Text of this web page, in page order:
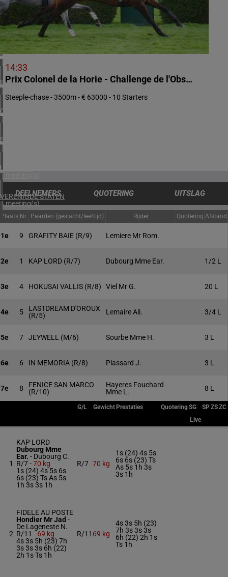
1 meeting(s)
ZUID-AFRIKA
1 meeting(s)
VERENIGD KONINKRIJK
2 meeting(s)
IERLAND
2 meeting(s)
OOSTENRIJK
1 meeting(s)
SPANJE
1 meeting(s)
URUGUAY
1 meeting(s)
VERENIGDE STATEN
4 meeting(s)
14:33
Prix Colonel de la Horie - Challenge de l'Obstacle Equinaxy
Steeple-chase - 3500m - € 63000 - 10 Starters
DEELNEMERS QUOTERING UITSLAG
Plaats Nr. Paarden (geslacht/leeftijd) Rijder Quotering Afstand
1e 9 GRAFITY BAIE (R/9) Lemiere Mr Rom.
2e 1 KAP LORD (R/7) Dubourg Mme Ear. 1/2 L
3e 4 HOKUSAI VALLIS (R/8) Viel Mr G. 20 L
4e 5
LASTDREAM D'OROUX
(R/5)
Lemaire Ali. 3/4 L
5e 7 JEYWELL (M/6) Sourbe Mme H. 3 L
6e 6 IN MEMORIA (R/8) Plassard J. 3 L
7e 8
FENICE SAN MARCO
(R/10)
Hayeres Fouchard
Mme L.
8 L
G/L Gewicht Prestaties QuoteringSG SPZSZC
Live
1
KAP LORD
Dubourg Mme
Ear. - Dubourg C.
R/7 -70 kg
1s (24) 4s 5s 6s
6s (23) Ts As 5s
1h 3s 3s 1h
R/7 70 kg
1s (24) 4s 5s
6s 6s (23) Ts
As 5s 1h 3s
3s 1h
2
FIDELE AU POSTE
Hondier Mr Jad -
De Lageneste N.
R/11 - 69 kg
4s 3s 5h (23) 7h
3s 3s 3s 6h (22)
2h 1s Ts 1h
R/11 69 kg
4s 3s 5h (23)
7h 3s 3s 3s
6h (22) 2h 1s
Ts 1h